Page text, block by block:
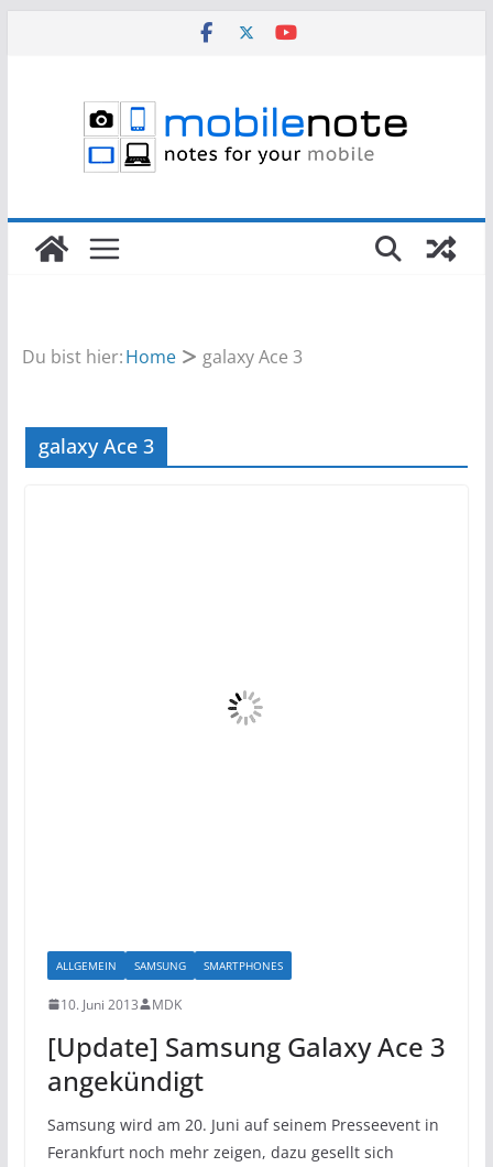
Du bist hier:Home galaxy Ace 3
galaxy Ace 3
ALLGEMEIN SAMSUNG SMARTPHONES
10. Juni 2013 MDK
[Update] Samsung Galaxy Ace 3
angekündigt
Samsung wird am 20. Juni auf seinem Presseevent in
Ferankfurt noch mehr zeigen, dazu gesellt sich